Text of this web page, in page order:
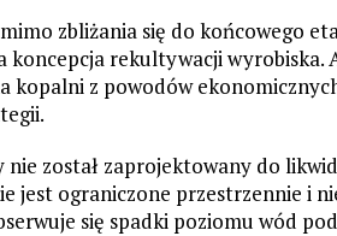
zbliżania się do końcowego
koncepcja rekultywacji
kopalni z powodów
został zaprojektowany do
jest ograniczone przestrzennie i
się spadki poziomu wód